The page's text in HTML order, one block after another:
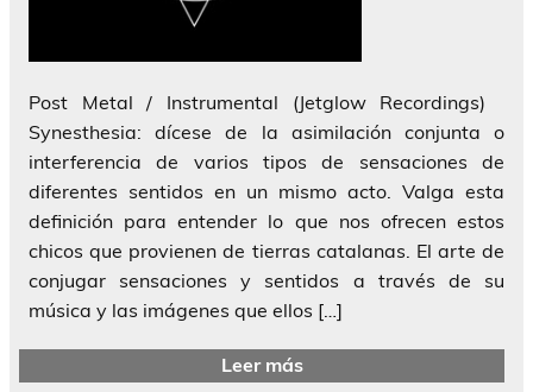
Post Metal / Instrumental (Jetglow Recordings)
Synesthesia: dícese de la asimilación conjunta o
interferencia de varios tipos de sensaciones de
diferentes sentidos en un mismo acto. Valga esta
definición para entender lo que nos ofrecen estos
chicos que provienen de tierras catalanas. El arte de
conjugar sensaciones y sentidos a través de su
música y las imágenes que ellos […]
Leer más